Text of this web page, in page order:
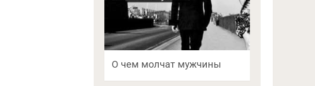
О чем молчат мужчины